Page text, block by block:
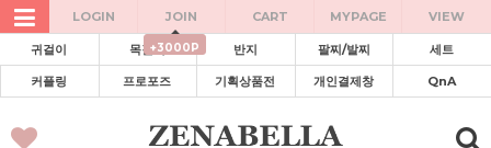
LOGIN JOIN
+3000P
CART MYPAGE VIEW
귀걸이 목걸이 반지 팔찌/발찌 세트
커플링 프로포즈 기획상품전 개인결제창 QnA